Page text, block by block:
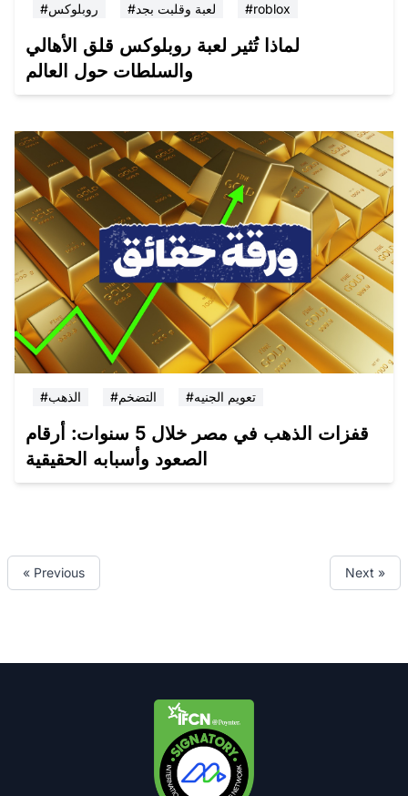
#روبلوكس #لعبة وقلبت بجد #roblox
لماذا تُثير لعبة روبلوكس قلق الأهالي
والسلطات حول العالم
#الذهب #التضخم #تعويم الجنيه
قفزات الذهب في مصر خلال 5 سنوات: أرقام
الصعود وأسبابه الحقيقية
« Previous Next »